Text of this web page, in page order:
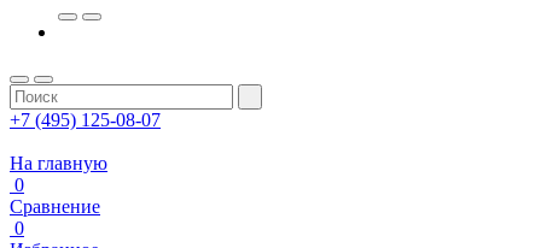
+7 (495) 125-08-07
На главную
0
Сравнение
0